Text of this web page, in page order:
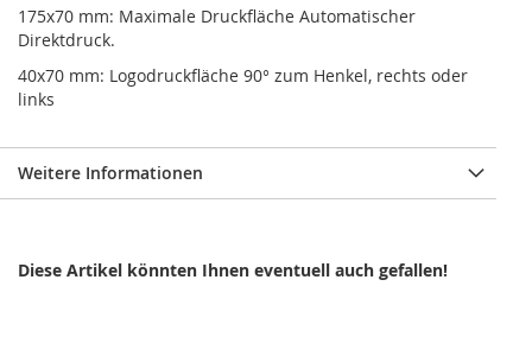
175x70 mm: Maximale Druckfläche Automatischer
Direktdruck.
40x70 mm: Logodruckfläche 90° zum Henkel, rechts oder
links
Weitere Informationen
Diese Artikel könnten Ihnen eventuell auch gefallen!